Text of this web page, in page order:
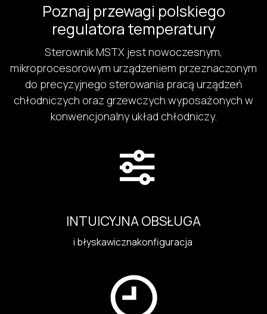
Poznaj przewagi polskiego
regulatora temperatury
Sterownik MSTX jest nowoczesnym,
mikroprocesorowym urządzeniem przeznaczonym
do precyzyjnego sterowania pracą urządzeń
chłodniczych oraz grzewczych wyposażonych w
konwencjonalny układ chłodniczy.
INTUICYJNA OBSŁUGA
i błyskawicznakonfiguracja